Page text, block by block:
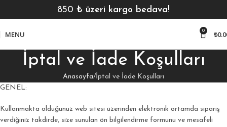
850 ₺ üzeri kargo bedava!
MENU 0 ₺
İptal ve İade Koşulları
Anasayfa İptal ve İade Koşulları
GENEL:
Kullanmakta olduğunuz web sitesi üzerinden elektronik ortamda sipariş
verdiğiniz takdirde, size sunulan ön bilgilendirme formunu ve mesafeli